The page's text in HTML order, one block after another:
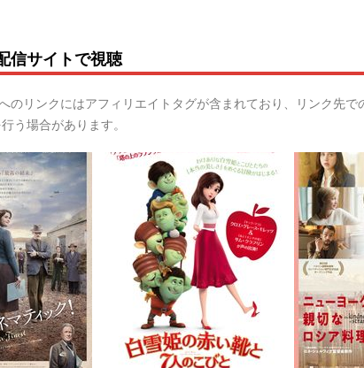
信サイトで視聴
のリンクにはアフィリエイトタグが含まれており、リンク先で
う場合があります。